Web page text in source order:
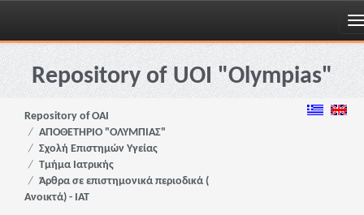
Skip
navigationRepository of UOI "Olympias"
Repository of OAI
ΑΠΟΘΕΤΗΡΙΟ "ΟΛΥΜΠΙΑΣ"
Σχολή Επιστημών Υγείας
Τμήμα Ιατρικής
Άρθρα σε επιστημονικά περιοδικά (
Ανοικτά) - ΙΑΤ